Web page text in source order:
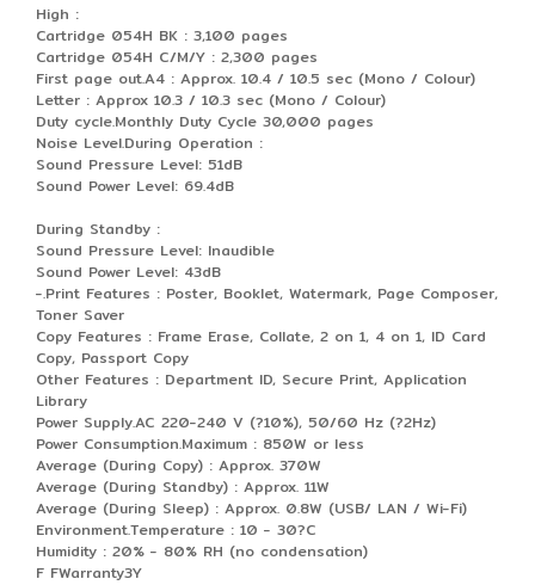
High :
Cartridge 054H BK : 3,100 pages
Cartridge 054H C/M/Y : 2,300 pages
First page out.A4 : Approx. 10.4 / 10.5 sec (Mono / Colour)
Letter : Approx 10.3 / 10.3 sec (Mono / Colour)
Duty cycle.Monthly Duty Cycle 30,000 pages
Noise Level.During Operation :
Sound Pressure Level: 51dB
Sound Power Level: 69.4dB
During Standby :
Sound Pressure Level: Inaudible
Sound Power Level: 43dB
-.Print Features : Poster, Booklet, Watermark, Page Composer,
Toner Saver
Copy Features : Frame Erase, Collate, 2 on 1, 4 on 1, ID Card
Copy, Passport Copy
Other Features : Department ID, Secure Print, Application
Library
Power Supply.AC 220-240 V (?10%), 50/60 Hz (?2Hz)
Power Consumption.Maximum : 850W or less
Average (During Copy) : Approx. 370W
Average (During Standby) : Approx. 11W
Average (During Sleep) : Approx. 0.8W (USB/ LAN / Wi-Fi)
Environment.Temperature : 10 - 30?C
Humidity : 20% - 80% RH (no condensation)
F FWarranty3Y